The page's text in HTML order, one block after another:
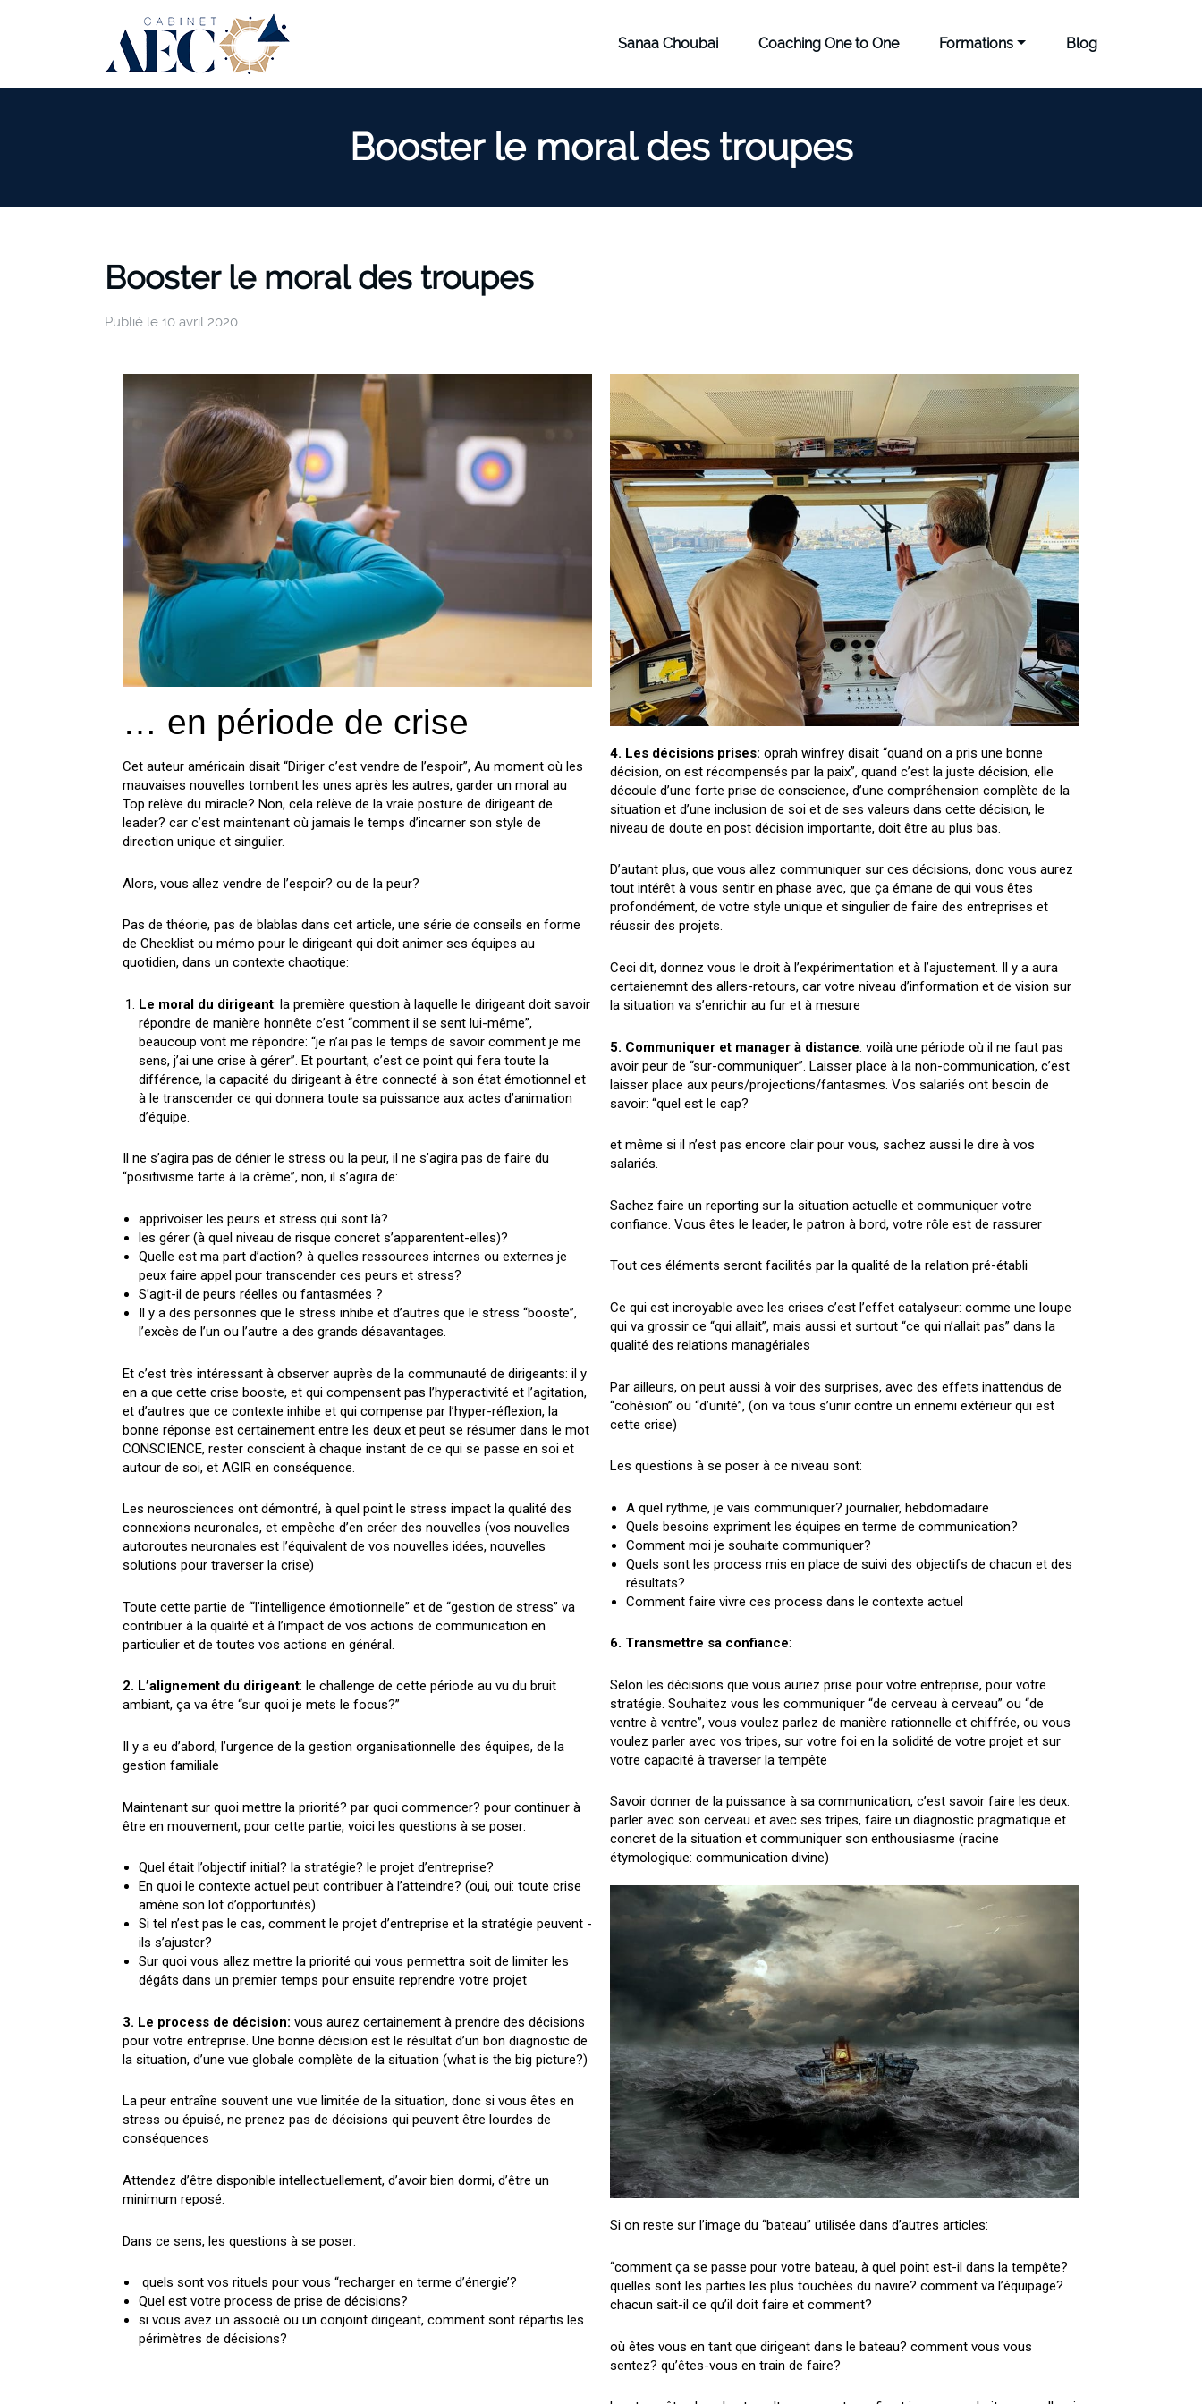
Sanaa Choubai Coaching One to One Formations Blog
Booster le moral des troupes
Booster le moral des troupes
Publié le 10 avril 2020
… en période de crise
Cet auteur américain disait “Diriger c’est vendre de l’espoir”, Au moment où les
mauvaises nouvelles tombent les unes après les autres, garder un moral au
Top relève du miracle? Non, cela relève de la vraie posture de dirigeant de
leader? car c’est maintenant où jamais le temps d’incarner son style de
direction unique et singulier.
Alors, vous allez vendre de l’espoir? ou de la peur?
Pas de théorie, pas de blablas dans cet article, une série de conseils en forme
de Checklist ou mémo pour le dirigeant qui doit animer ses équipes au
quotidien, dans un contexte chaotique:
Le moral du dirigeant: la première question à laquelle le dirigeant doit savoir
répondre de manière honnête c’est “comment il se sent lui-même”,
beaucoup vont me répondre: “je n’ai pas le temps de savoir comment je me
sens, j’ai une crise à gérer”. Et pourtant, c’est ce point qui fera toute la
différence, la capacité du dirigeant à être connecté à son état émotionnel et
à le transcender ce qui donnera toute sa puissance aux actes d’animation
d’équipe.
Il ne s’agira pas de dénier le stress ou la peur, il ne s’agira pas de faire du
“positivisme tarte à la crème”, non, il s’agira de:
apprivoiser les peurs et stress qui sont là?
les gérer (à quel niveau de risque concret s’apparentent-elles)?
Quelle est ma part d’action? à quelles ressources internes ou externes je
peux faire appel pour transcender ces peurs et stress?
S’agit-il de peurs réelles ou fantasmées ?
Il y a des personnes que le stress inhibe et d’autres que le stress “booste”,
l’excès de l’un ou l’autre a des grands désavantages.
Et c’est très intéressant à observer auprès de la communauté de dirigeants: il y
en a que cette crise booste, et qui compensent pas l’hyperactivité et l’agitation,
et d’autres que ce contexte inhibe et qui compense par l’hyper-réflexion, la
bonne réponse est certainement entre les deux et peut se résumer dans le mot
CONSCIENCE, rester conscient à chaque instant de ce qui se passe en soi et
autour de soi, et AGIR en conséquence.
Les neurosciences ont démontré, à quel point le stress impact la qualité des
connexions neuronales, et empêche d’en créer des nouvelles (vos nouvelles
autoroutes neuronales est l’équivalent de vos nouvelles idées, nouvelles
solutions pour traverser la crise)
Toute cette partie de ‘“l’intelligence émotionnelle” et de “gestion de stress” va
contribuer à la qualité et à l’impact de vos actions de communication en
particulier et de toutes vos actions en général.
2. L’alignement du dirigeant: le challenge de cette période au vu du bruit
ambiant, ça va être “sur quoi je mets le focus?”
Il y a eu d’abord, l’urgence de la gestion organisationnelle des équipes, de la
gestion familiale
Maintenant sur quoi mettre la priorité? par quoi commencer? pour continuer à
être en mouvement, pour cette partie, voici les questions à se poser:
Quel était l’objectif initial? la stratégie? le projet d’entreprise?
En quoi le contexte actuel peut contribuer à l’atteindre? (oui, oui: toute crise
amène son lot d’opportunités)
Si tel n’est pas le cas, comment le projet d’entreprise et la stratégie peuvent -
ils s’ajuster?
Sur quoi vous allez mettre la priorité qui vous permettra soit de limiter les
dégâts dans un premier temps pour ensuite reprendre votre projet
3. Le process de décision: vous aurez certainement à prendre des décisions
pour votre entreprise. Une bonne décision est le résultat d’un bon diagnostic de
la situation, d’une vue globale complète de la situation (what is the big picture?)
La peur entraîne souvent une vue limitée de la situation, donc si vous êtes en
stress ou épuisé, ne prenez pas de décisions qui peuvent être lourdes de
conséquences
Attendez d’être disponible intellectuellement, d’avoir bien dormi, d’être un
minimum reposé.
Dans ce sens, les questions à se poser:
quels sont vos rituels pour vous “recharger en terme d’énergie’?
Quel est votre process de prise de décisions?
si vous avez un associé ou un conjoint dirigeant, comment sont répartis les
périmètres de décisions?
4. Les décisions prises: oprah winfrey disait “quand on a pris une bonne
décision, on est récompensés par la paix”, quand c’est la juste décision, elle
découle d’une forte prise de conscience, d’une compréhension complète de la
situation et d’une inclusion de soi et de ses valeurs dans cette décision, le
niveau de doute en post décision importante, doit être au plus bas.
D’autant plus, que vous allez communiquer sur ces décisions, donc vous aurez
tout intérêt à vous sentir en phase avec, que ça émane de qui vous êtes
profondément, de votre style unique et singulier de faire des entreprises et
réussir des projets.
Ceci dit, donnez vous le droit à l’expérimentation et à l’ajustement. Il y a aura
certaienemnt des allers-retours, car votre niveau d’information et de vision sur
la situation va s’enrichir au fur et à mesure
5. Communiquer et manager à distance: voilà une période où il ne faut pas
avoir peur de “sur-communiquer”. Laisser place à la non-communication, c’est
laisser place aux peurs/projections/fantasmes. Vos salariés ont besoin de
savoir: “quel est le cap?
et même si il n’est pas encore clair pour vous, sachez aussi le dire à vos
salariés.
Sachez faire un reporting sur la situation actuelle et communiquer votre
confiance. Vous êtes le leader, le patron à bord, votre rôle est de rassurer
Tout ces éléments seront facilités par la qualité de la relation pré-établi
Ce qui est incroyable avec les crises c’est l’effet catalyseur: comme une loupe
qui va grossir ce “qui allait”, mais aussi et surtout “ce qui n’allait pas” dans la
qualité des relations managériales
Par ailleurs, on peut aussi à voir des surprises, avec des effets inattendus de
“cohésion” ou “d’unité”, (on va tous s’unir contre un ennemi extérieur qui est
cette crise)
Les questions à se poser à ce niveau sont:
A quel rythme, je vais communiquer? journalier, hebdomadaire
Quels besoins expriment les équipes en terme de communication?
Comment moi je souhaite communiquer?
Quels sont les process mis en place de suivi des objectifs de chacun et des
résultats?
Comment faire vivre ces process dans le contexte actuel
6. Transmettre sa confiance:
Selon les décisions que vous auriez prise pour votre entreprise, pour votre
stratégie. Souhaitez vous les communiquer “de cerveau à cerveau” ou “de
ventre à ventre”, vous voulez parlez de manière rationnelle et chiffrée, ou vous
voulez parler avec vos tripes, sur votre foi en la solidité de votre projet et sur
votre capacité à traverser la tempête
Savoir donner de la puissance à sa communication, c’est savoir faire les deux:
parler avec son cerveau et avec ses tripes, faire un diagnostic pragmatique et
concret de la situation et communiquer son enthousiasme (racine
étymologique: communication divine)
Si on reste sur l’image du “bateau” utilisée dans d’autres articles:
“comment ça se passe pour votre bateau, à quel point est-il dans la tempête?
quelles sont les parties les plus touchées du navire? comment va l’équipage?
chacun sait-il ce qu’il doit faire et comment?
où êtes vous en tant que dirigeant dans le bateau? comment vous vous
sentez? qu’êtes-vous en train de faire?